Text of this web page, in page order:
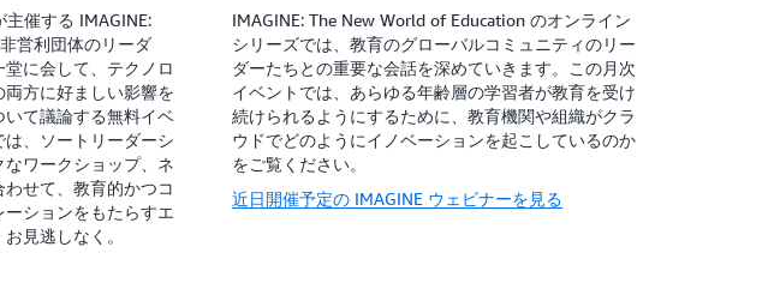
主催する IMAGINE:
営利団体のリーダ
に会して、テクノロ
方に好ましい影響を
て議論する無料イベ
、ソートリーダーシ
ワークショップ、ネ
せて、教育的かつコ
ションをもたらすエ
見逃しなく。
IMAGINE: The New World of Education のオンライン
シリーズでは、教育のグローバルコミュニティのリー
ダーたちとの重要な会話を深めていきます。この月次
イベントでは、あらゆる年齢層の学習者が教育を受け
続けられるようにするために、教育機関や組織がクラ
ウドでどのようにイノベーションを起こしているのか
をご覧ください。
近日開催予定の IMAGINE ウェビナーを見る